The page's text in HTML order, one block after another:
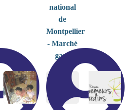
national
de
Montpellier
- Marché
gare